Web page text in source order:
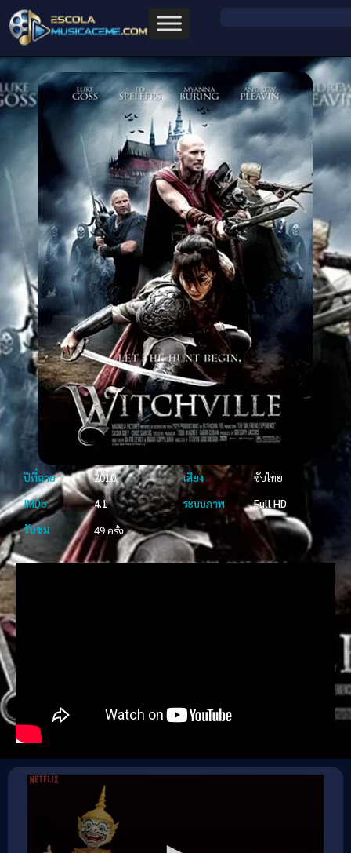
ปีที่ฉาย 2010 เสียง
ซับไทย
IMDb
4.1 ระบบภาพ
Full HD
รับชม
49 ครั้ง